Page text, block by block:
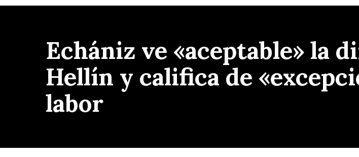
Echániz ve «aceptable» la
Hellín y califica de
labor